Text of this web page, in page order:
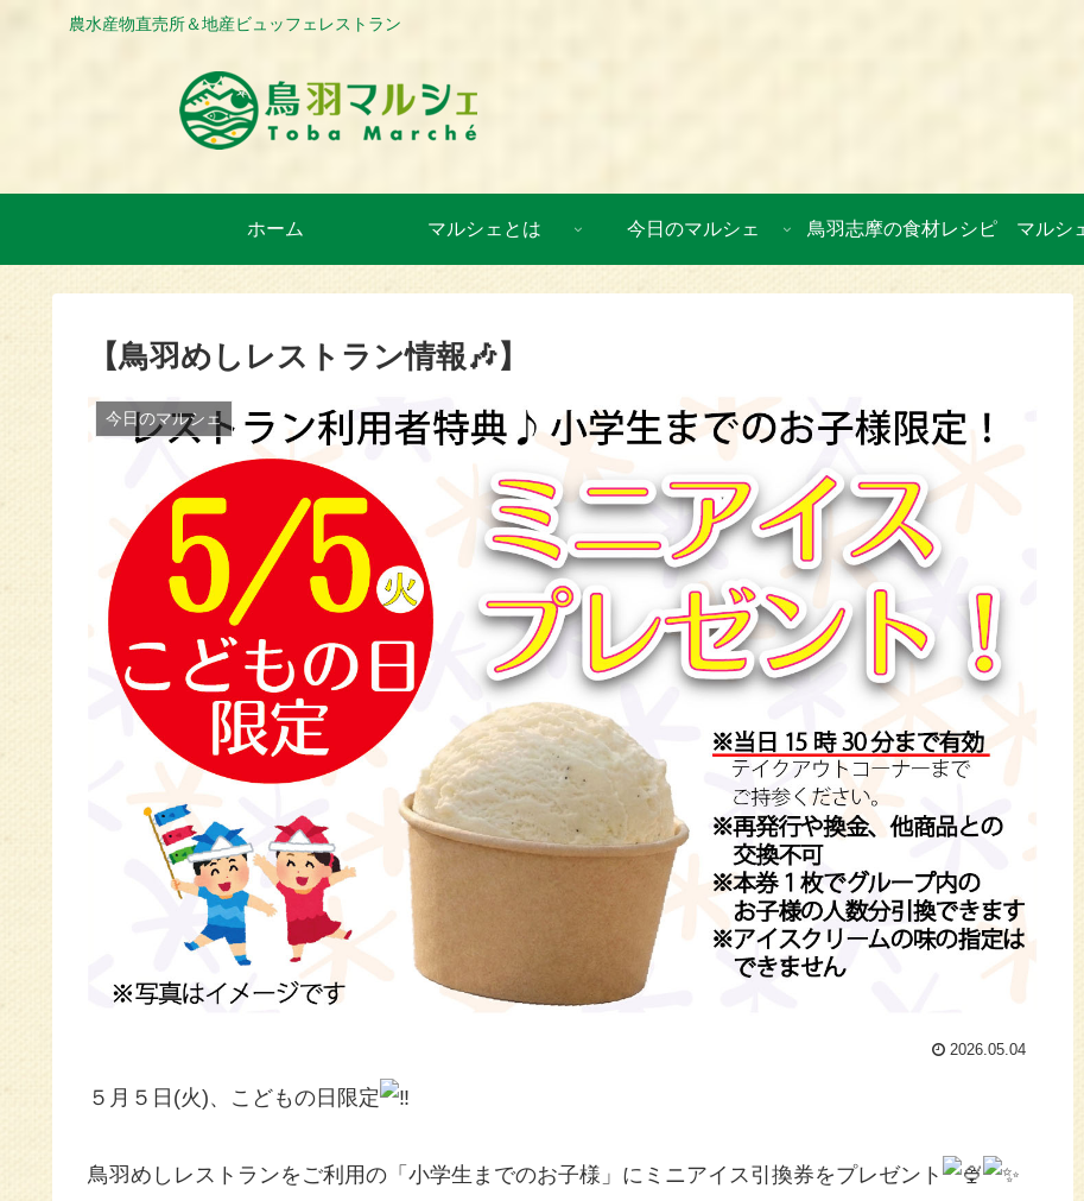
農水産物直売所＆地産ビュッフェレストラン
ホーム マルシェとは 今日のマルシェ 鳥羽志摩の食材レシピ マルシ
【鳥羽めしレストラン情報🎶】
今日のマルシェ
2026.05.04
５月５日(火)、こどもの日限定
鳥羽めしレストランをご利用の「小学生までのお子様」にミニアイス引換券をプレゼント